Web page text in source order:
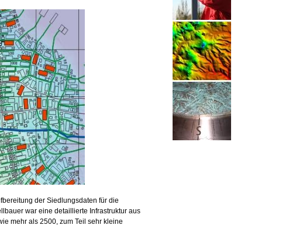
der Siedlungsdaten für die
war eine detaillierte Infrastruktur aus
mehr als 2500, zum Teil sehr kleine